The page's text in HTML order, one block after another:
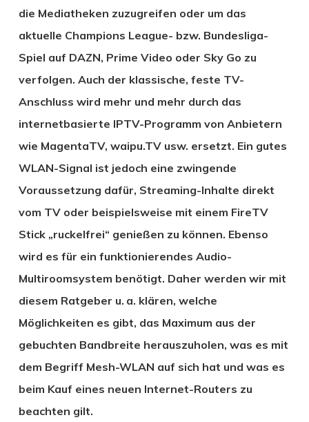
die Mediatheken zuzugreifen oder um das
aktuelle Champions League- bzw. Bundesliga-
Spiel auf DAZN, Prime Video oder Sky Go zu
verfolgen. Auch der klassische, feste TV-
Anschluss wird mehr und mehr durch das
internetbasierte IPTV-Programm von Anbietern
wie Ma­genta­TV, waipu.TV usw. ersetzt. Ein gutes
WLAN-Signal ist jedoch eine zwingende
Voraussetzung dafür, Streaming-Inhalte direkt
vom TV oder beispielsweise mit einem FireTV
Stick „ruckelfrei“ genießen zu können. Ebenso
wird es für ein funktionierendes Audio-
Multiroomsystem benötigt. Daher werden wir mit
diesem Ratgeber u. a. klären, welche
Möglichkeiten es gibt, das Maximum aus der
gebuchten Bandbreite herauszuholen, was es mit
dem Begriff Mesh-WLAN auf sich hat und was es
beim Kauf eines neuen Internet-Routers zu
beachten gilt.